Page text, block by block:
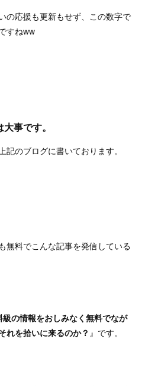
の応援も更新もせず、この数字で
すねww
事です。
のブログに書いております。
無料でこんな記事を発信している
級の情報をおしみなく無料でなが
れを拾いに来るのか？ 』です。